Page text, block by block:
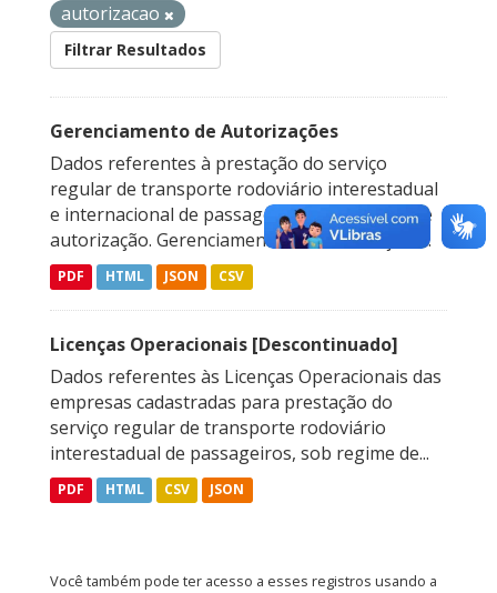
autorizacao
Filtrar Resultados
Gerenciamento de Autorizações
Dados referentes à prestação do serviço
regular de transporte rodoviário interestadual
e internacional de passageiros, sob regime de
autorização. Gerenciamento de Autorizações...
PDF HTML JSON CSV
Licenças Operacionais [Descontinuado]
Dados referentes às Licenças Operacionais das
empresas cadastradas para prestação do
serviço regular de transporte rodoviário
interestadual de passageiros, sob regime de...
PDF HTML CSV JSON
Você também pode ter acesso a esses registros usando a